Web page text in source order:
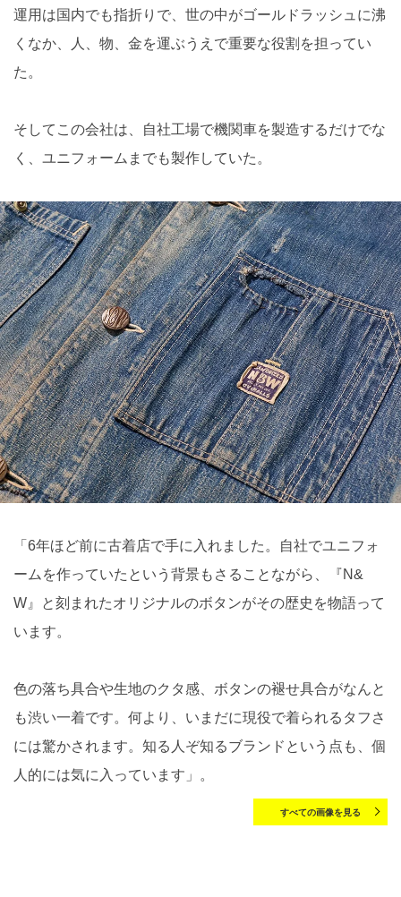
運用は国内でも指折りで、世の中がゴールドラッシュに沸
くなか、人、物、金を運ぶうえで重要な役割を担ってい
た。
そしてこの会社は、自社工場で機関車を製造するだけでな
く、ユニフォームまでも製作していた。
「6年ほど前に古着店で手に入れました。自社でユニフォ
ームを作っていたという背景もさることながら、『N&
W』と刻まれたオリジナルのボタンがその歴史を物語って
います。
色の落ち具合や生地のクタ感、ボタンの褪せ具合がなんと
も渋い一着です。何より、いまだに現役で着られるタフさ
には驚かされます。知る人ぞ知るブランドという点も、個
人的には気に入っています」。
すべての画像を見る